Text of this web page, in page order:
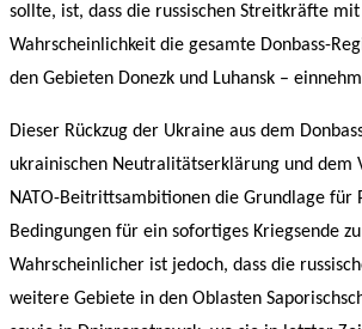
sollte, ist, dass die russischen Streitkräfte
Wahrscheinlichkeit die gesamte Donbass-
den Gebieten Donezk und Luhansk –
Dieser Rückzug der Ukraine aus dem
ukrainischen Neutralitätserklärung und dem
NATO-Beitrittsambitionen die Grundlage für
Bedingungen für ein sofortiges Kriegsende
Wahrscheinlicher ist jedoch, dass die
weitere Gebiete in den Oblasten